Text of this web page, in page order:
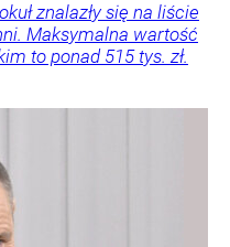
znalazły się na liście
Maksymalna wartość
to ponad 515 tys. zł.